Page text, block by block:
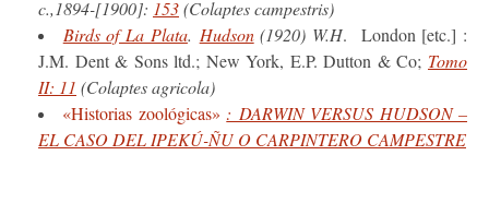
c.,1894-[1900]: 153(Colaptes campestris)
Birds of La Plata. Hudson (1920) W.H. London [etc.] :
J.M. Dent & Sons ltd.; New York, E.P. Dutton & Co; Tomo
II: 11 (Colaptes agricola)
«Historias zoológicas» : DARWIN VERSUS HUDSON –
EL CASO DEL IPEKÚ-ÑU O CARPINTERO CAMPESTRE